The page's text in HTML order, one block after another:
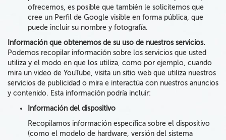
ofrecemos, es posible que también le solicitemos que
cree un Perfil de Google visible en forma pública, que
puede incluir su nombre y fotografía.
Información que obtenemos de su uso de nuestros servicios.
Podemos recopilar información sobre los servicios que usted
utiliza y el modo en que los utiliza, como por ejemplo, cuando
mira un video de YouTube, visita un sitio web que utiliza nuestros
servicios de publicidad o mira e interactúa con nuestros anuncios
y contenido. Esta información podría incluir:
Información del dispositivo
Recopilamos información específica sobre el dispositivo
(como el modelo de hardware, versión del sistema